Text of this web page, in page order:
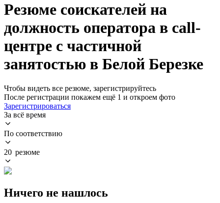
Резюме соискателей на
должность оператора в call-
центре с частичной
занятостью в Белой Березке
Чтобы видеть все резюме, зарегистрируйтесь
После регистрации покажем ещё 1 и откроем фото
Зарегистрироваться
За всё время
По соответствию
20 резюме
Ничего не нашлось